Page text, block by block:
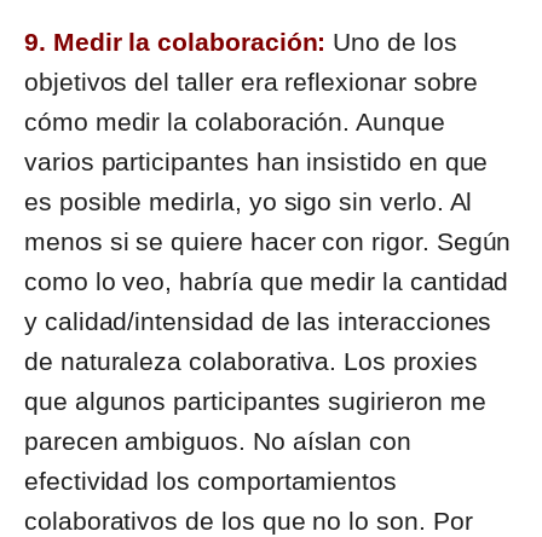
9. Medir la colaboración: Uno de los
objetivos del taller era reflexionar sobre
cómo medir la colaboración. Aunque
varios participantes han insistido en que
es posible medirla, yo sigo sin verlo. Al
menos si se quiere hacer con rigor. Según
como lo veo, habría que medir la cantidad
y calidad/intensidad de las interacciones
de naturaleza colaborativa. Los proxies
que algunos participantes sugirieron me
parecen ambiguos. No aíslan con
efectividad los comportamientos
colaborativos de los que no lo son. Por